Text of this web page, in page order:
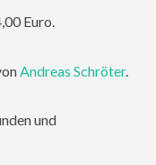
Euro.
Andreas Schröter.
und